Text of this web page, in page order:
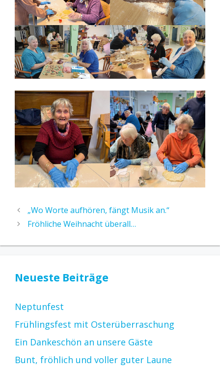
„Wo Worte aufhören, fängt Musik an.“
Fröhliche Weihnacht überall…
Neueste Beiträge
Neptunfest
Frühlingsfest mit Osterüberraschung
Ein Dankeschön an unsere Gäste
Bunt, fröhlich und voller guter Laune